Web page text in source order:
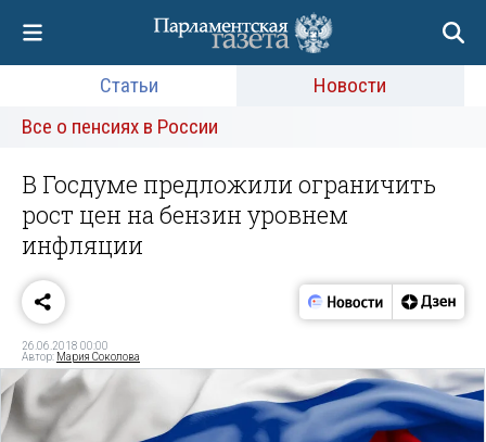
Статьи
Новости
Все о пенсиях в России
В Госдуме предложили ограничить
рост цен на бензин уровнем
инфляции
26.06.2018 00:00
Автор: Мария Соколова